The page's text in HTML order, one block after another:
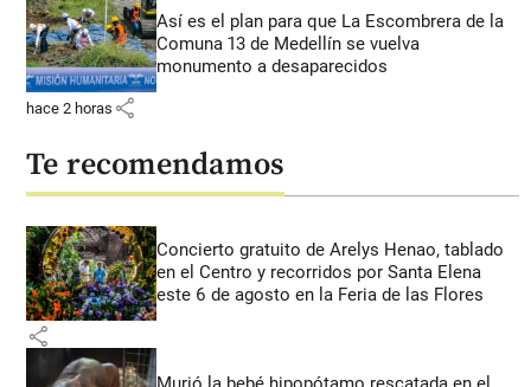
Así es el plan para que La Escombrera de la
Comuna 13 de Medellín se vuelva
monumento a desaparecidos
hace 2 horas share
Te recomendamos
Concierto gratuito de Arelys Henao, tablado
en el Centro y recorridos por Santa Elena
este 6 de agosto en la Feria de las Flores
share